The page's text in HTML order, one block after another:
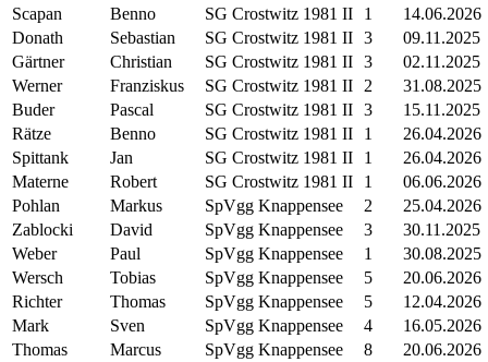
Scapan
Benno SG Crostwitz 1981 II 1
14.06.2026
Donath
Sebastian SG Crostwitz 1981 II 3
09.11.2025
Gärtner
Christian SG Crostwitz 1981 II 3
02.11.2025
Werner
Franziskus SG Crostwitz 1981 II 2
31.08.2025
Buder
Pascal SG Crostwitz 1981 II 3
15.11.2025
Rätze
Benno SG Crostwitz 1981 II 1
26.04.2026
Spittank
Jan SG Crostwitz 1981 II 1
26.04.2026
Materne
Robert SG Crostwitz 1981 II 1
06.06.2026
Pohlan
Markus SpVgg Knappensee 2
25.04.2026
Zablocki
David SpVgg Knappensee 3
30.11.2025
Weber
Paul SpVgg Knappensee 1
30.08.2025
Wersch
Tobias SpVgg Knappensee 5
20.06.2026
Richter
Thomas SpVgg Knappensee 5
12.04.2026
Mark
Sven SpVgg Knappensee 4
16.05.2026
Thomas
Marcus SpVgg Knappensee 8
20.06.2026